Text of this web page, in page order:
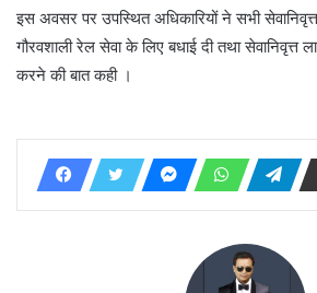
इस अवसर पर उपस्थित अधिकारियों ने सभी
गौरवशाली रेल सेवा के लिए बधाई दी तथा सेवानिवृत्त
करने की बात कही ।